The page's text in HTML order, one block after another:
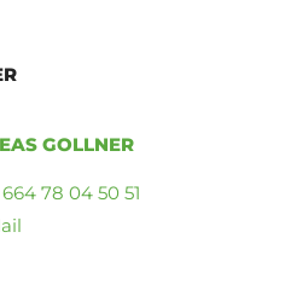
GOLLNER
78 04 50 51